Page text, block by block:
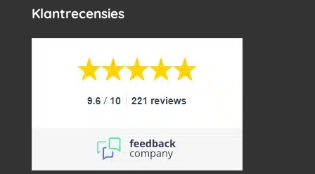
Klantrecensies